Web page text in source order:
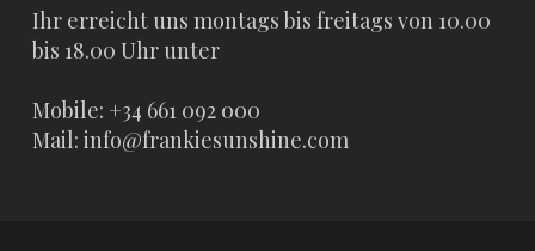
Ihr erreicht uns montags bis freitags von 10.00
bis 18.00 Uhr unter
Mobile: +34 661 092 000
Mail: info@frankiesunshine.com